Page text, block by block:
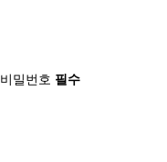
비밀번호 필수